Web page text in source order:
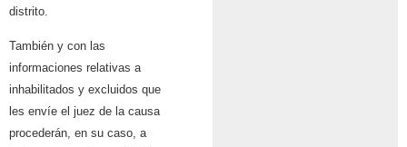
distrito.
También y con las
informaciones relativas a
inhabilitados y excluidos que
les envíe el juez de la causa
procederán, en su caso, a